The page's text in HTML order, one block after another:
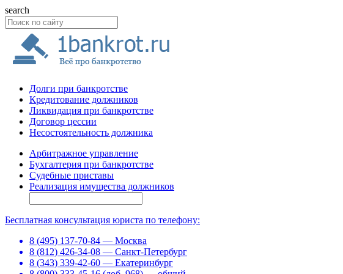
search
Долги при банкротстве
Кредитование должников
Ликвидация при банкротстве
Договор цессии
Несостоятельность должника
Арбитражное управление
Бухгалтерия при банкротстве
Судебные приставы
Реализация имущества должников
Бесплатная консультация юриста по телефону:
8 (495) 137-70-84 — Москва
8 (812) 426-34-08 — Санкт-Петербург
8 (343) 339-42-60 — Екатеринбург